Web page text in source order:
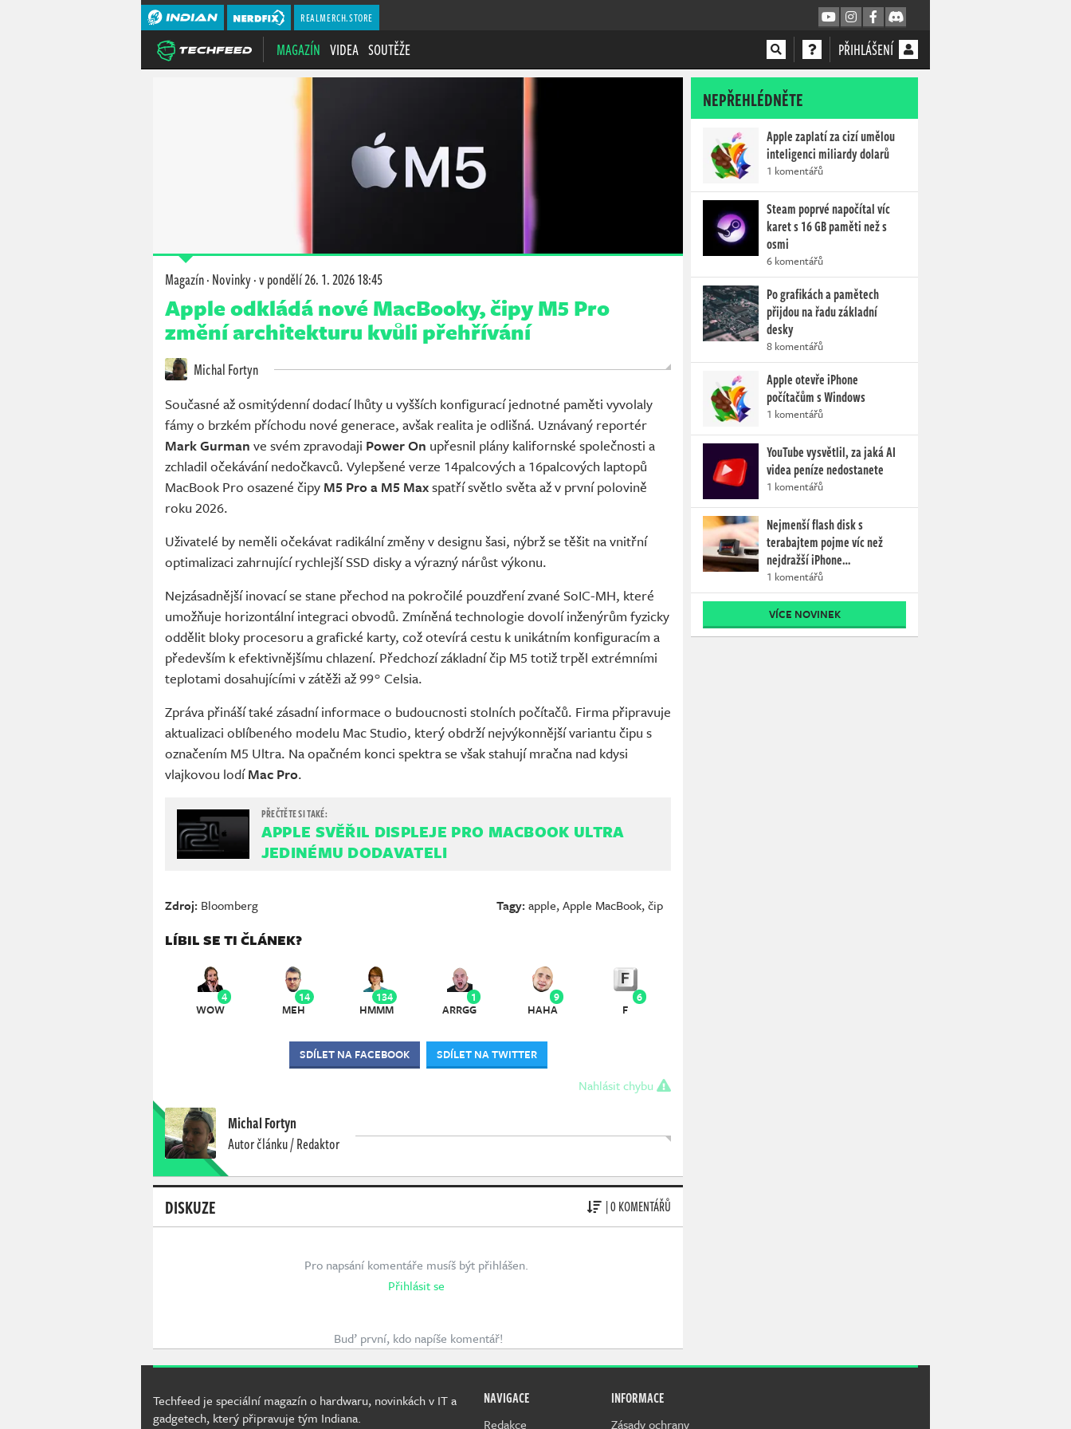
REALMERCH.STORE
MAGAZÍN VIDEA SOUTĚŽE PŘIHLÁŠENÍ
Magazín·Novinky·v pondělí26. 1. 2026 18:45
Apple odkládá nové MacBooky, čipy M5 Pro
změní architekturu kvůli přehřívání
Michal Fortyn
Současné až osmitýdenní dodací lhůty u vyšších konfigurací jednotné paměti vyvolaly
fámy o brzkém příchodu nové generace, avšak realita je odlišná. Uznávaný reportér
Mark Gurman ve svém zpravodaji Power On upřesnil plány kalifornské společnosti a
zchladil očekávání nedočkavců. Vylepšené verze 14palcových a 16palcových laptopů
MacBook Pro osazené čipy M5 Pro a M5 Maxspatří světlo světa až v první polovině
roku 2026.
Uživatelé by neměli očekávat radikální změny v designu šasi, nýbrž se těšit na vnitřní
optimalizaci zahrnující rychlejší SSD disky a výrazný nárůst výkonu.
Nejzásadnější inovací se stane přechod na pokročilé pouzdření zvané SoIC-MH, které
umožňuje horizontální integraci obvodů. Zmíněná technologie dovolí inženýrům fyzicky
oddělit bloky procesoru a grafické karty, což otevírá cestu k unikátním konfiguracím a
především k efektivnějšímu chlazení. Předchozí základní čip M5 totiž trpěl extrémními
teplotami dosahujícími v zátěži až 99° Celsia.
Zpráva přináší také zásadní informace o budoucnosti stolních počítačů. Firma připravuje
aktualizaci oblíbeného modelu Mac Studio, který obdrží nejvýkonnější variantu čipu s
označením M5 Ultra. Na opačném konci spektra se však stahují mračna nad kdysi
vlajkovou lodíMac Pro.
APPLE SVĚŘIL DISPLEJE PRO MACBOOK ULTRA
JEDINÉMU DODAVATELI
Zdroj: Bloomberg Tagy:apple,Apple MacBook,čip
LÍBIL SE TI ČLÁNEK?
4
WOW
14
MEH
134
HMMM
1
ARRGG
9
HAHA
6
F
SDÍLET NA FACEBOOK SDÍLET NA TWITTER
Nahlásit chybu
Michal Fortyn
Autor článku / Redaktor
DISKUZE | 0 KOMENTÁŘŮ
Pro napsání komentáře musíš být přihlášen.
Přihlásit se
Buď první, kdo napíše komentář!
NEPŘEHLÉDNĚTE
Apple zaplatí za cizí umělou
inteligenci miliardy dolarů
1 komentářů
Steam poprvé napočítal víc
karet s 16 GB paměti než s
osmi
6 komentářů
Po grafikách a pamětech
přijdou na řadu základní
desky
8 komentářů
Apple otevře iPhone
počítačům s Windows
1 komentářů
YouTube vysvětlil, za jaká AI
videa peníze nedostanete
1 komentářů
Nejmenší flash disk s
terabajtem pojme víc než
nejdražší iPhone…
1 komentářů
VÍCE NOVINEK
NAVIGACE
Redakce
INFORMACE
Zásady ochrany
Techfeed je speciální magazín o hardwaru, novinkách v IT a
gadgetech, který připravuje tým Indiana.